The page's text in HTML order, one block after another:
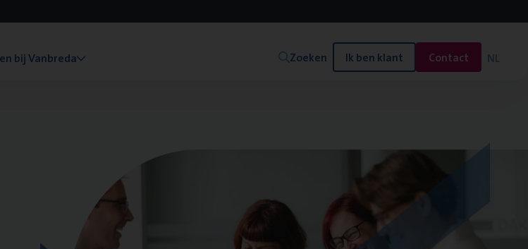
bij Vanbreda Zoeken Ik ben klant Contact NL